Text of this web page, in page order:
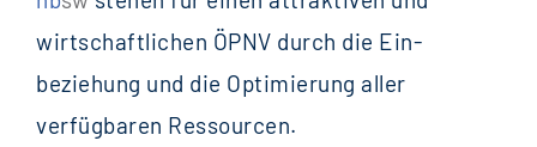
wirtschaf­tlichen ÖPNV durch die Ein­
beziehung und die Optimierung aller
verfügbaren Ressourcen.